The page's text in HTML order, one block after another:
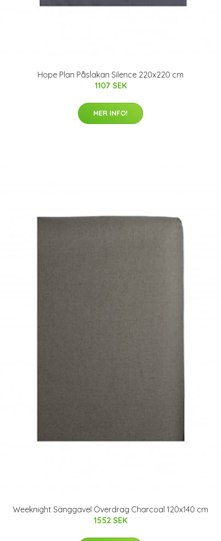
Hope Plan Påslakan Silence 220x220 cm
1107 SEK
MER INFO!
Weeknight Sänggavel Överdrag Charcoal 120x140 cm
1552 SEK